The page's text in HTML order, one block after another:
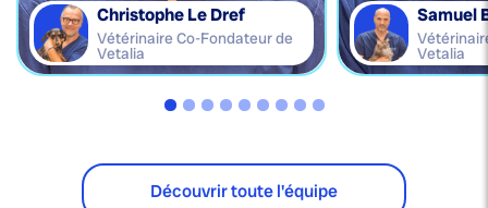
Christophe Le Dref
Vétérinaire Co-Fondateur de
Vetalia
Samuel
Vetalia
Découvrir toute l'équipe